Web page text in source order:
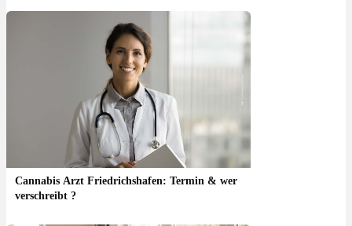
Cannabis Arzt Friedrichshafen: Termin & wer
verschreibt ?